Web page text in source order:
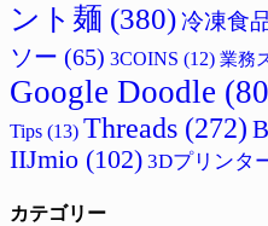
ント麺 (380)冷凍食
ソー (65) 3COINS (12) 業務
Google Doodle
Tips (13) Threads (272)
IIJmio (102) 3Dプリンタ
カテゴリー